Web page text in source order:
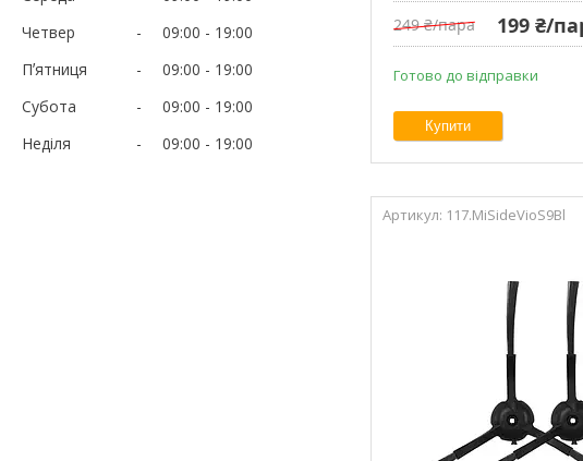
Четвер
09:00
19:00
Пʼятниця
09:00
19:00
Субота
09:00
19:00
Неділя
09:00 19:00
249 ₴/пара 199 ₴/
Готово до відправки
Купити
117.MiSideVioS9Bl